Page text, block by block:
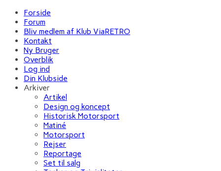
Forside
Forum
Bliv medlem af Klub ViaRETRO
Kontakt
Ny Bruger
Overblik
Log ind
Din Klubside
Arkiver
Artikel
Design og koncept
Historisk Motorsport
Matiné
Motorsport
Rejser
Reportage
Set til salg